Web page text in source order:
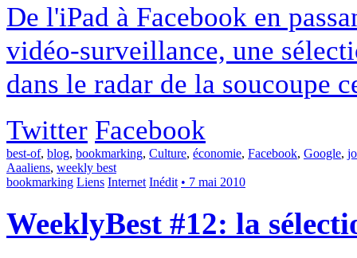
De l'iPad à Facebook en
vidéo-surveillance, une
dans le radar de la soucoupe
Twitter Facebook
best-of, blog, bookmarking, Culture, économie, Facebook, Google,
Aaaliens, weekly best
bookmarking Liens Internet Inédit • 7 mai 2010
WeeklyBest #12: la